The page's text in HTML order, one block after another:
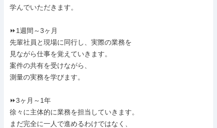
学んでいただきます。
⏩1週間～3ヶ月
先輩社員と現場に同行し、実際の業務を
見ながら仕事を覚えていきます。
案件の共有を受けながら、
測量の実務を学びます。
⏩3ヶ月～1年
徐々に主体的に業務を担当していきます。
まだ完全に一人で進めるわけではなく、